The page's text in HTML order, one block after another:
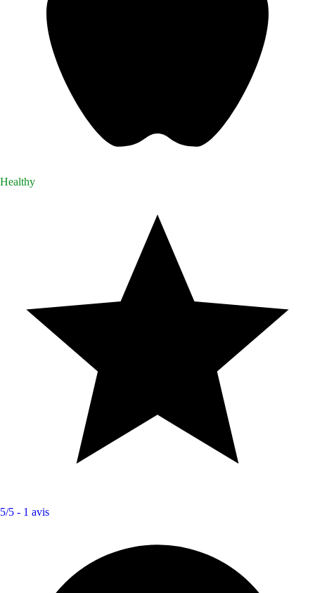
Healthy
5/5 - 1 avis